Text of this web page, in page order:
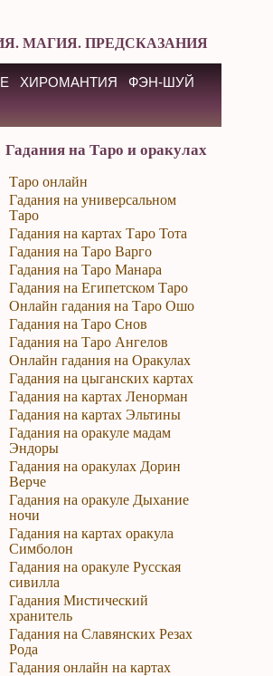
МАГИЯ. ПРЕДСКАЗАНИЯ
ХИРОМАНТИЯ
ФЭН-ШУЙ
Гадания на Таро и оракулах
Таро онлайн
Гадания на универсальном
Таро
Гадания на картах Таро Тота
Гадания на Таро Варго
Гадания на Таро Манара
Гадания на Египетском Таро
Онлайн гадания на Таро Ошо
Гадания на Таро Снов
Гадания на Таро Ангелов
Онлайн гадания на Оракулах
Гадания на цыганских картах
Гадания на картах Ленорман
Гадания на картах Эльтины
Гадания на оракуле мадам
Эндоры
Гадания на оракулах Дорин
Верче
Гадания на оракуле Дыхание
ночи
Гадания на картах оракула
Симболон
Гадания на оракуле Русская
сивилла
Гадания Мистический
хранитель
Гадания на Славянских Резах
Рода
Гадания онлайн на картах